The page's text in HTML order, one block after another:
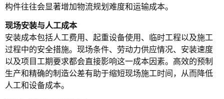
构件往往会显著增加物流规划难度和运输成本。
现场安装与人工成本
安装成本包括人工费用、起重设备使用、临时工程以及施工
过程中的安全措施。现场条件、劳动力供应情况、安装速度
以及项目工期要求都会直接影响这一成本因素。高效的预制
生产和精确的制造公差有助于缩短现场施工时间，从而降低
人工和设备成本。